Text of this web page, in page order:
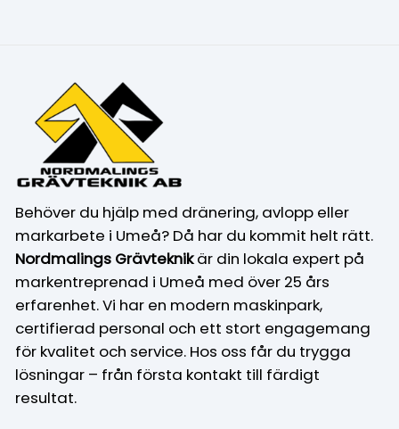
Behöver du hjälp med dränering, avlopp eller
markarbete i Umeå? Då har du kommit helt rätt.
Nordmalings Grävteknikär din lokala expert på
markentreprenad i Umeå med över 25 års
erfarenhet. Vi har en modern maskinpark,
certifierad personal och ett stort engagemang
för kvalitet och service. Hos oss får du trygga
lösningar – från första kontakt till färdigt
resultat.